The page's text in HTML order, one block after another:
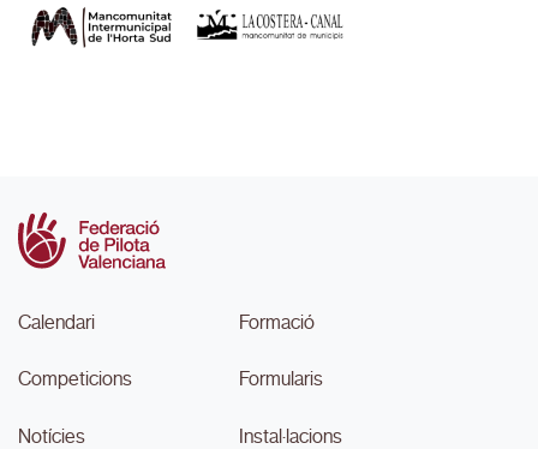
Calendari
Competicions
Notícies
Formació
Formularis
Instal·lacions